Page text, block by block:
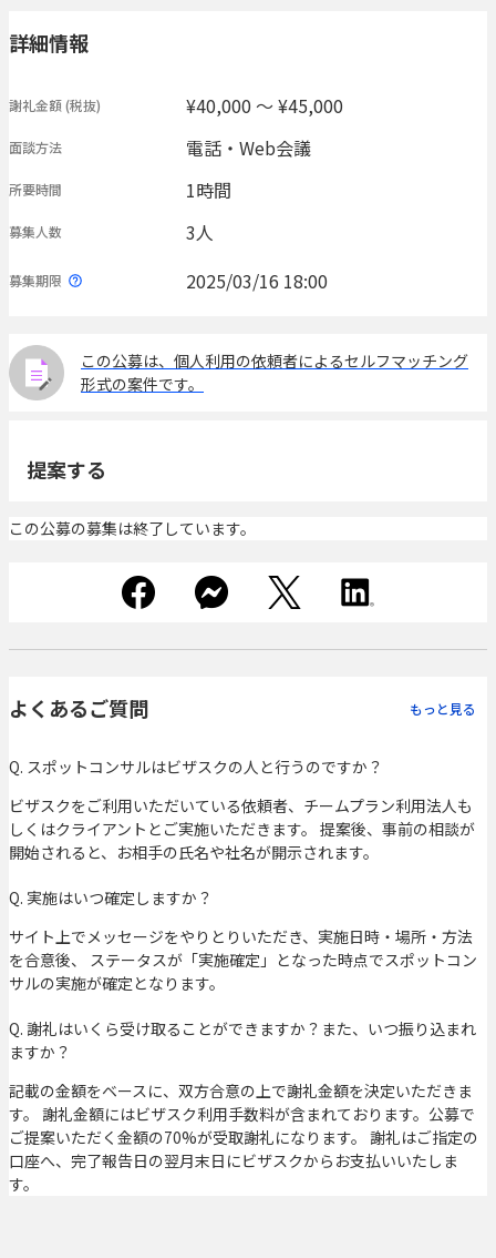
詳細情報
謝礼金額(税抜) ¥40,000 〜 ¥45,000
面談方法 電話・Web会議
所要時間 1時間
募集人数 3人
募集期限 2025/03/16 18:00
この公募は、個人利用の依頼者によるセルフマッチング
形式の案件です。
提案する
この公募の募集は終了しています。
よくあるご質問 もっと見る
Q. スポットコンサルはビザスクの人と行うのですか？
ビザスクをご利用いただいている依頼者、チームプラン利用法人も
しくはクライアントとご実施いただきます。 提案後、事前の相談が
開始されると、お相手の氏名や社名が開示されます。
Q. 実施はいつ確定しますか？
サイト上でメッセージをやりとりいただき、実施日時・場所・方法
を合意後、 ステータスが「実施確定」となった時点でスポットコン
サルの実施が確定となります。
Q. 謝礼はいくら受け取ることができますか？また、いつ振り込まれ
ますか？
記載の金額をベースに、双方合意の上で謝礼金額を決定いただきま
す。 謝礼金額にはビザスク利用手数料が含まれております。公募で
ご提案いただく金額の70%が受取謝礼になります。 謝礼はご指定の
口座へ、完了報告日の翌月末日にビザスクからお支払いいたしま
す。